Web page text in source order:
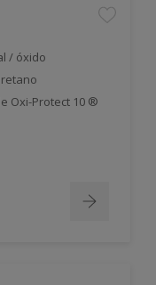
/ óxido
Oxi-Protect 10 ®